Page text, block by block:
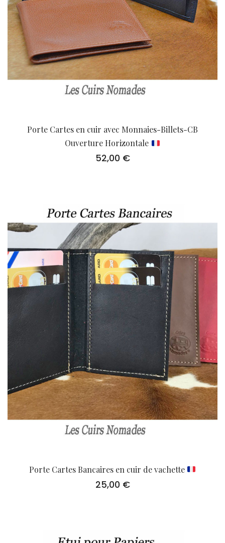
Porte Cartes en cuir avec Monnaies-Billets-CB
Ouverture Horizontale
52,00 €
Porte Cartes Bancaires en cuir de vachette
25,00 €